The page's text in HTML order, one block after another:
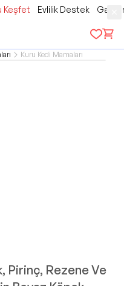
Keşfet Evlilik Destek
Kuru Kedi Mamaları
Pirinç, Rezene Ve